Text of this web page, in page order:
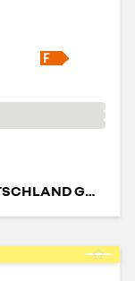
RENAULT RETAIL GROUP DEUTSCHLAND GMBH